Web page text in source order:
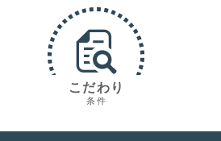
こだわり
条件